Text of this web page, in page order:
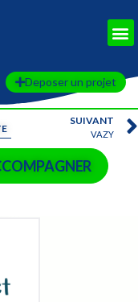
Deposer un projet
SUIVANT
VAZY